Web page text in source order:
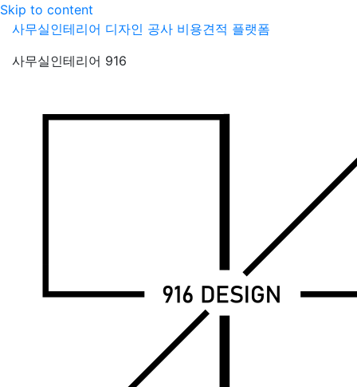
Skip to content
사무실인테리어 디자인 공사 비용견적 플랫폼
사무실인테리어 916